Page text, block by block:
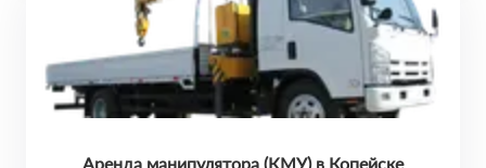
Аренда манипулятора (КМУ) в Копейске